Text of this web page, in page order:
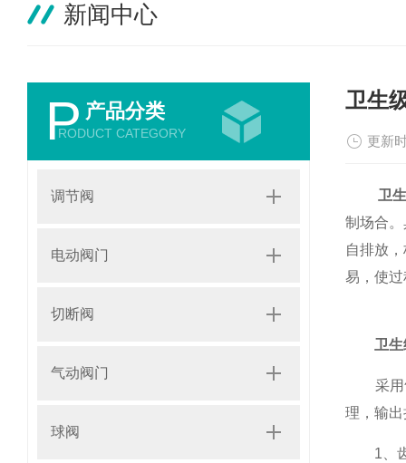
新闻中心
P 产品分类
RODUCT CATEGORY
调节阀
电动阀门
切断阀
气动阀门
球阀
卫生
更新
卫
制场合
自排放
易，使
卫
采用气
理，输
1、齿